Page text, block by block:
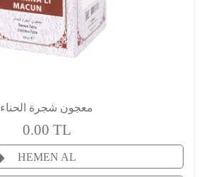
معجون شجرة الحناء
0.00 TL
HEMEN AL